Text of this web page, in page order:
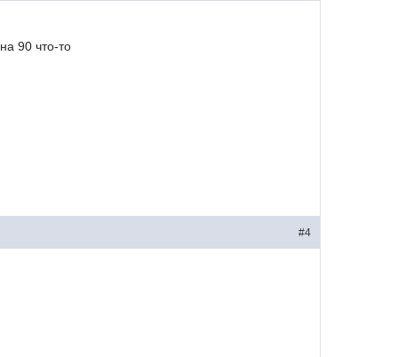
90 что-то
#4